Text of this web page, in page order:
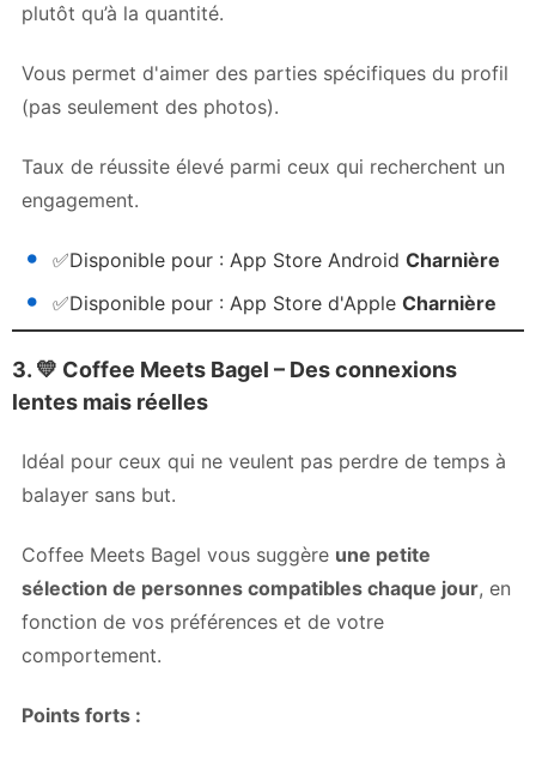
plutôt qu’à la quantité.
Vous permet d'aimer des parties spécifiques du profil
(pas seulement des photos).
Taux de réussite élevé parmi ceux qui recherchent un
engagement.
✅Disponible pour : App Store Android Charnière
✅Disponible pour : App Store d'Apple Charnière
3. 💛 Coffee Meets Bagel – Des connexions
lentes mais réelles
Idéal pour ceux qui ne veulent pas perdre de temps à
balayer sans but.
Coffee Meets Bagel vous suggère une petite
sélection de personnes compatibles chaque jour, en
fonction de vos préférences et de votre
comportement.
Points forts :